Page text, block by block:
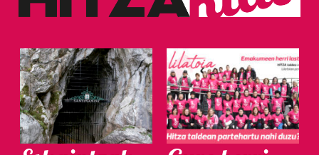
erabiltzeko baimen esplizitua ematen diguzu.
Gehiago